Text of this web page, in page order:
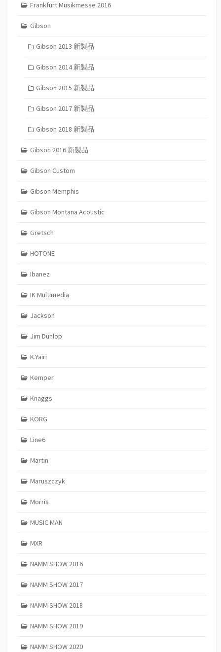
Frankfurt Musikmesse 2016
Gibson
Gibson 2013 新製品
Gibson 2014 新製品
Gibson 2015 新製品
Gibson 2017 新製品
Gibson 2018 新製品
Gibson 2016 新製品
Gibson Custom
Gibson Memphis
Gibson Montana Acoustic
Gretsch
HOTONE
Ibanez
IK Multimedia
Jackson
Jim Dunlop
K.Yairi
Kemper
Knaggs
KORG
Line6
Martin
Maruszczyk
Morris
MUSIC MAN
MXR
NAMM SHOW 2016
NAMM SHOW 2017
NAMM SHOW 2018
NAMM SHOW 2019
NAMM SHOW 2020